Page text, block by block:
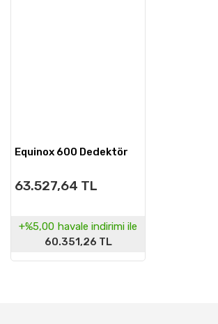
Equinox 600 Dedektör
63.527,64 TL
+%5,00 havale indirimi ile
60.351,26 TL